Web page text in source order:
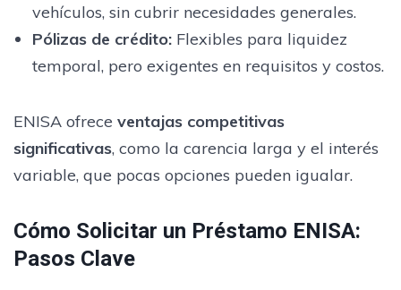
vehículos, sin cubrir necesidades generales.
Pólizas de crédito:Flexibles para liquidez
temporal, pero exigentes en requisitos y costos.
ENISA ofrece ventajas competitivas
significativas, como la carencia larga y el interés
variable, que pocas opciones pueden igualar.
Cómo Solicitar un Préstamo ENISA:
Pasos Clave